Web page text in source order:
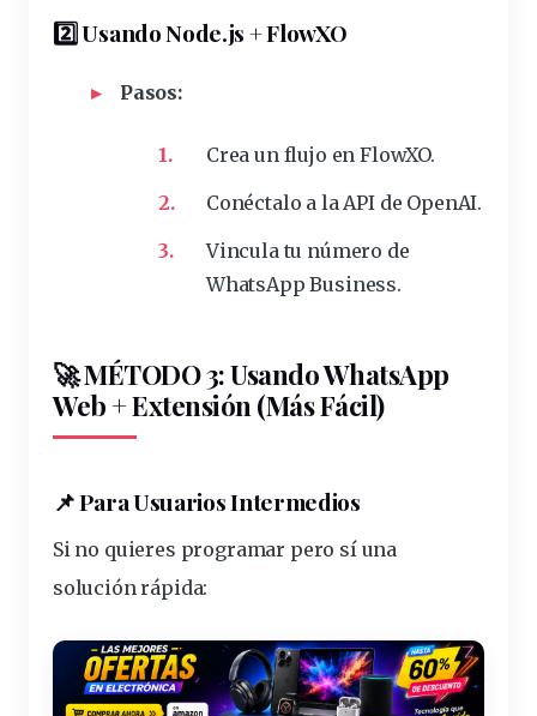
2️⃣ Usando Node.js + FlowXO
Pasos:
Crea un flujo enFlowXO.
Conéctalo a la API de OpenAI.
Vincula tu número de
WhatsApp Business.
🚀 MÉTODO 3: Usando WhatsApp
Web + Extensión (Más Fácil)
📌 Para Usuarios Intermedios
Si no quieres programar pero sí una
solución rápida: